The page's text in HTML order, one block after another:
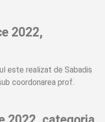
2022,
este realizat de Sabadis
coordonarea prof.